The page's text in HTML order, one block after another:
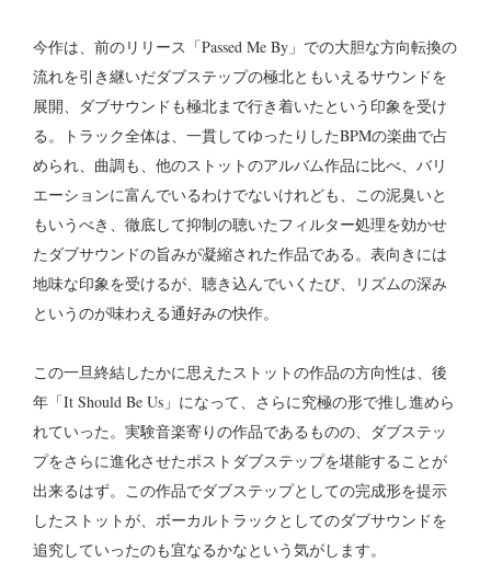
今作は、前のリリース「Passed Me By」での大胆な方向転換の
流れを引き継いだダブステップの極北ともいえるサウンドを
展開、ダブサウンドも極北まで行き着いたという印象を受け
る。トラック全体は、一貫してゆったりしたBPMの楽曲で占
められ、曲調も、他のストットのアルバム作品に比べ、バリ
エーションに富んでいるわけでないけれども、この泥臭いと
もいうべき、徹底して抑制の聴いたフィルター処理を効かせ
たダブサウンドの旨みが凝縮された作品である。表向きには
地味な印象を受けるが、聴き込んでいくたび、リズムの深み
というのが味わえる通好みの快作。
この一旦終結したかに思えたストットの作品の方向性は、後
年「It Should Be Us」になって、さらに究極の形で推し進めら
れていった。 実験音楽寄りの作品であるものの、ダブステッ
プをさらに進化させたポストダブステップを堪能することが
出来るはず。この作品でダブステップとしての完成形を提示
したストットが、ボーカルトラックとしてのダブサウンドを
追究していったのも宜なるかなという気がします。